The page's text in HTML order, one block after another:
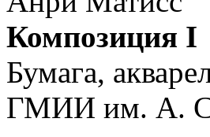
Композиция I
Бумага,
ГМИИ им. А.